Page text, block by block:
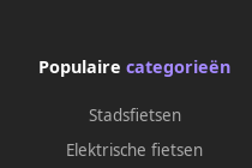
Populaire categorieën
Stadsfietsen
Elektrische fietsen